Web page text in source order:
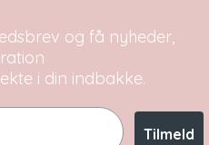
og få nyheder,
i din indbakke.
Tilmeld